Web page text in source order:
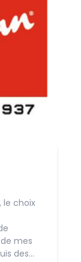
le choix
mes
des